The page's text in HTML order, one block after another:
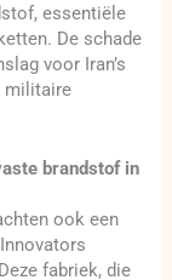
essentiële
De schade
voor Iran’s
militaire
brandstof in
ook een
fabriek, die